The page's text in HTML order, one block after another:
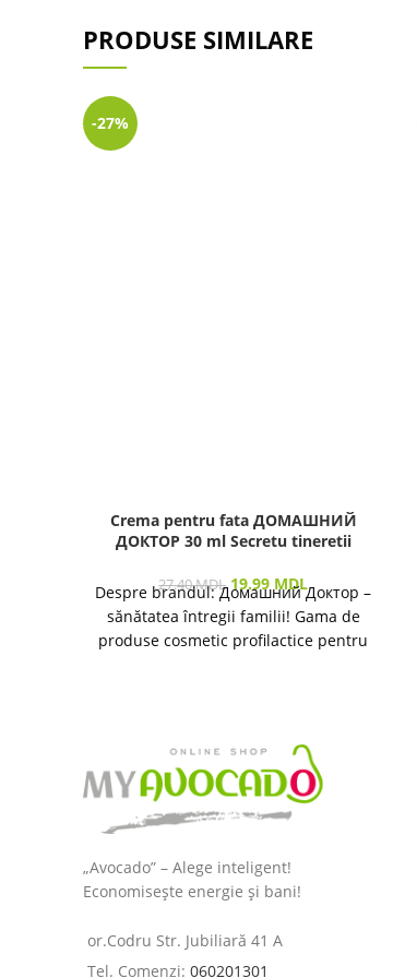
PRODUSE SIMILARE
-27%
Crema pentru fata ДОМАШНИЙ
ДОКТОР 30 ml Secretu tineretii
27.40MDL 19.99 MDL
Despre brandul: Домашний Доктор –
sănătatea întregii familii! Gama de
produse cosmetic profilactice pentru
„Avocado” – Alege inteligent!
Economisește energie și bani!
or.Codru Str. Jubiliară 41 A
Tel. Comenzi: 060201301